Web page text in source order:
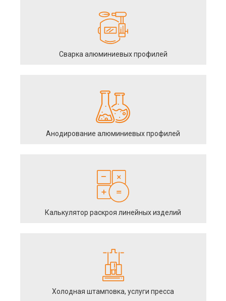
Сварка алюминиевых профилей
Анодирование алюминиевых профилей
Калькулятор раскроя линейных изделий
Холодная штамповка, услуги пресса